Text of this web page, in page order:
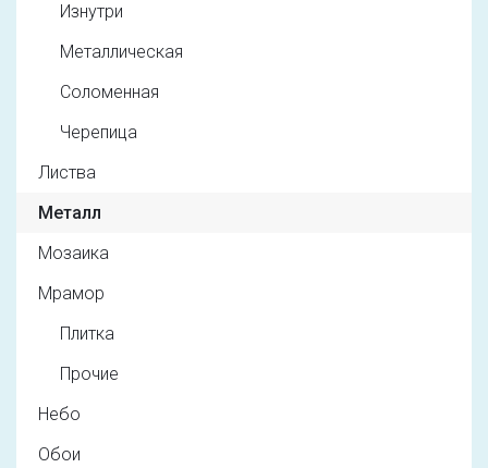
Изнутри
Металлическая
Соломенная
Черепица
Листва
Металл
Мозаика
Мрамор
Плитка
Прочие
Небо
Обои